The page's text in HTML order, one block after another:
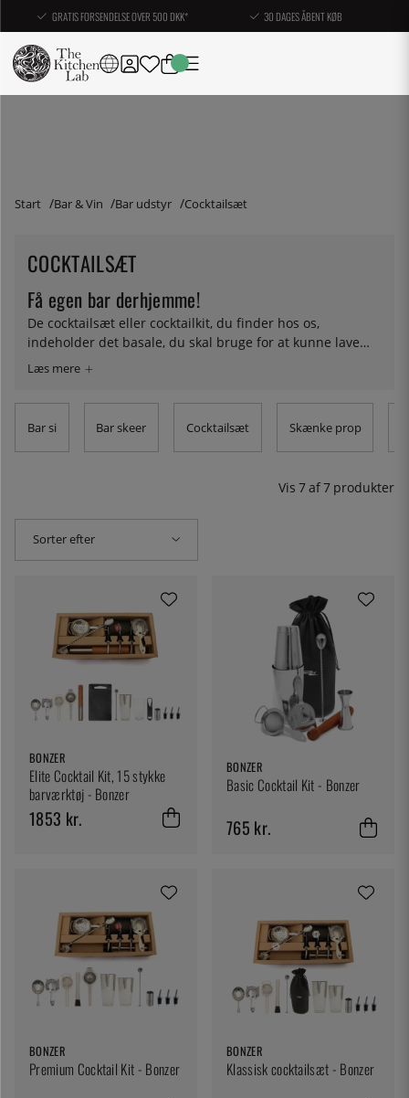
GRATIS FORSENDELSE OVER 500 DKK* 30 DAGES ÅBENT KØB
Start Bar & Vin Bar udstyr Cocktailsæt
COCKTAILSÆT
Få egen bar derhjemme!
De cocktailsæt eller cocktailkit, du finder hos os,
indeholder det basale, du skal bruge for at kunne lave
cocktails og drinks derhjemme – alt sammen i et design
begyndt på denne fantastiske verden, eller til at give som
en gave. Ønsker du at supplere, finder du enkelte
produkter under hver kategori.
Bar si Bar skeer Cocktailsæt Skænke prop
Vis 7af7 produkter
Sorter efter
BONZER
Elite Cocktail Kit, 15 stykke
barværktøj - Bonzer
1853 kr.
BONZER
Basic Cocktail Kit - Bonzer
765 kr.
BONZER
Premium Cocktail Kit - Bonzer
BONZER
Klassisk cocktailsæt - Bonzer